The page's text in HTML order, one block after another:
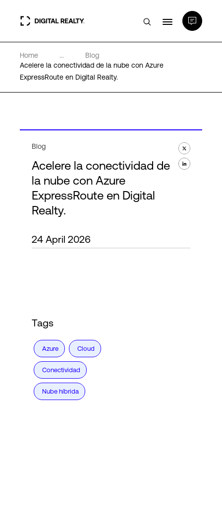
Centros de Datos
PlatformDIGITAL®
Acerca de
Home ...
Blog
Acelere la conectividad de la nube con Azure
ExpressRoute en Digital Realty.
Blog
Acelere la conectividad de
la nube con Azure
ExpressRoute en Digital
Realty.
24 April 2026
Tags
Azure Cloud
Conectividad
Nube híbrida